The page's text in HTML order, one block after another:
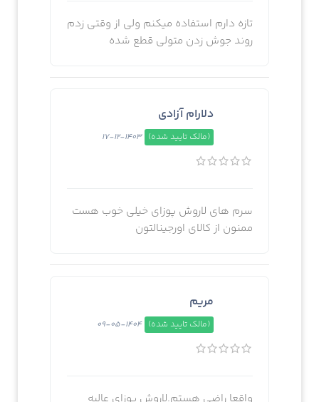
تازه دارم استفاده میکنم ولی از وقتی زدم
روند جوش زدن متولی قطع شده
دلارام آزادی
(مالک تایید شده) 1403-12-17
سرم های لاروش پوزای خیلی خوب هست
ممنون از کالای اورجینالتون
مریم
(مالک تایید شده) 1404-05-09
واقعا راضی هستم.لاروش پوزای عالیه